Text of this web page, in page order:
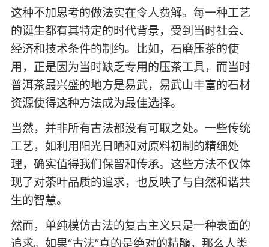
这种不加思考的做法实在令人费解。每一种工艺
的诞生都有其特定的时代背景，受到当时社会、
经济和技术条件的制约。比如，石磨压茶的使
用，正是因为当时缺乏专用的压茶工具，而当时
普洱茶最兴盛的地方是易武，易武山丰富的石材
资源使得这种方法成为最佳选择。
当然，并非所有古法都没有可取之处。一些传统
工艺，如利用阳光日晒和对原料初制的精细处
理，确实值得我们保留和传承。这些方法不仅体
现了对茶叶品质的追求，也反映了与自然和谐共
生的智慧。
然而，单纯模仿古法的复古主义只是一种表面的
追求。如果“古法”真的是绝对的精髓，那么人类